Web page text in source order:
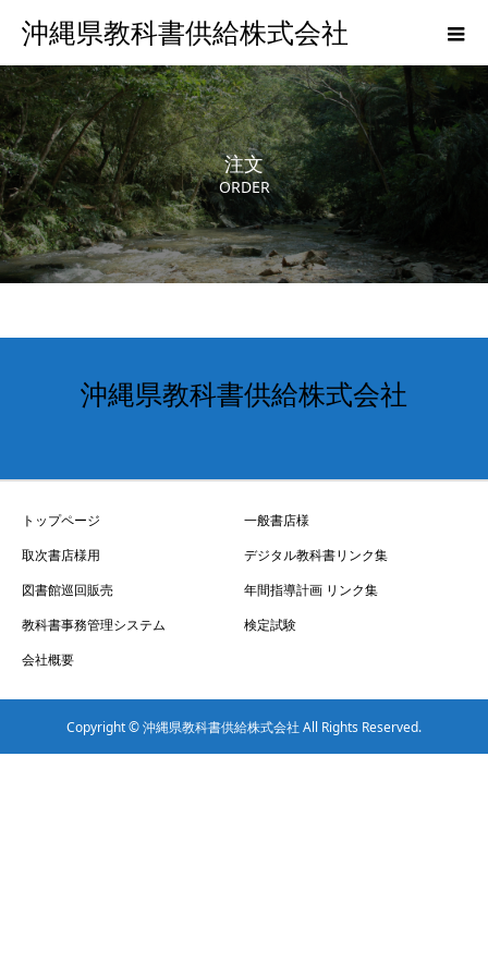
沖縄県教科書供給株式会社
注文
ORDER
沖縄県教科書供給株式会社
トップページ
一般書店様
取次書店様用
デジタル教科書リンク集
図書館巡回販売
年間指導計画 リンク集
教科書事務管理システム
検定試験
会社概要
Copyright © 沖縄県教科書供給株式会社 All Rights Reserved.